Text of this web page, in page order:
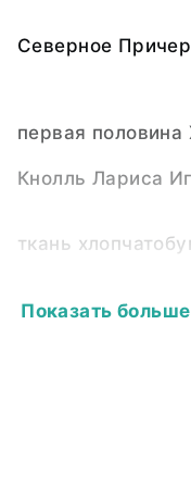
Северное
первая половина
Кнолль Лариса
ткань
по линии груди -
Показать больше